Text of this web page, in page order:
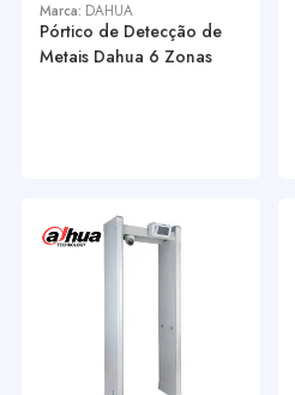
Marca: DAHUA
Pórtico de Detecção de
Metais Dahua 6 Zonas